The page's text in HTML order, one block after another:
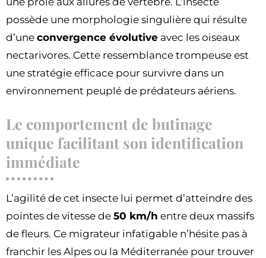
possède une morphologie singulière qui résulte
d’une convergence évolutive avec les oiseaux
nectarivores. Cette ressemblance trompeuse est
une stratégie efficace pour survivre dans un
environnement peuplé de prédateurs aériens.
Le comportement de butinage
unique facilitant son identification
immédiate
L’agilité de cet insecte lui permet d’atteindre des
pointes de vitesse de 50 km/h entre deux massifs
de fleurs. Ce migrateur infatigable n’hésite pas à
franchir les Alpes ou la Méditerranée pour trouver